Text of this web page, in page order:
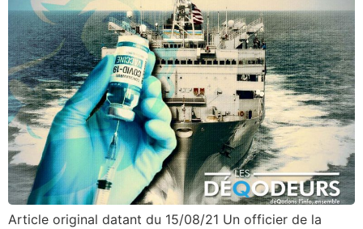
Article original datant du 15/08/21 Un officier de la